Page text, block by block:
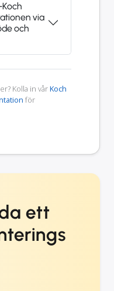
via
och
Kolla in vårKoch
för
ett